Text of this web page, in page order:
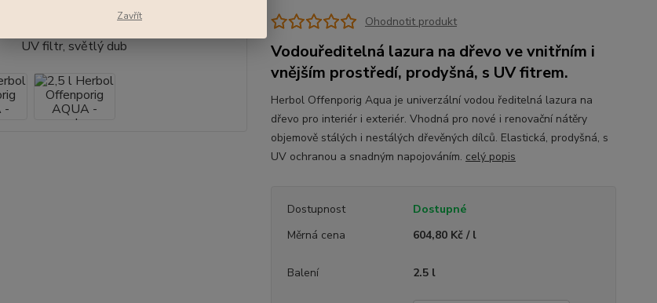
Ohodnotit produkt
Vodouředitelná lazura na dřevo ve vnitřním i
vnějším prostředí, prodyšná, s UV fitrem.
Herbol Offenporig Aqua je univerzální vodou ředitelná lazura na
dřevo pro interiér i exteriér. Vhodná pro nové i renovační nátěry
objemově stálých i nestálých dřevěných dílců. Elastická, prodyšná, s
UV ochranou a snadným napojováním. celý popis
Dostupnost
Dostupné
Měrná cena
604,80 Kč / l
Balení 2.5 l
Zavřít